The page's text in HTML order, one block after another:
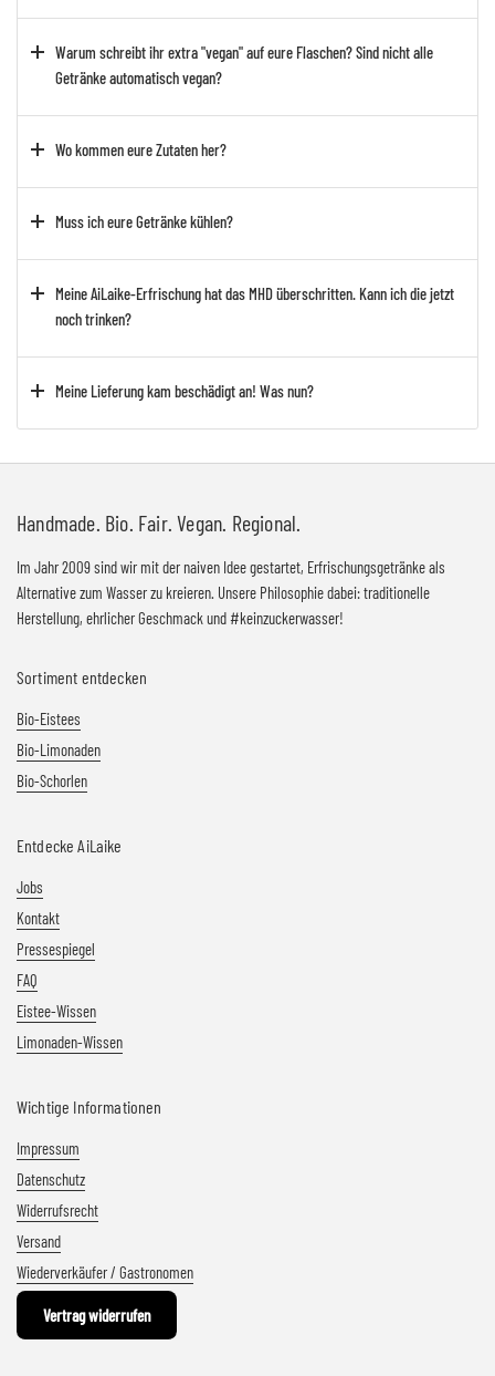
Warum schreibt ihr extra "vegan" auf eure Flaschen? Sind nicht alle
Getränke automatisch vegan?
Wo kommen eure Zutaten her?
Muss ich eure Getränke kühlen?
Meine AiLaike-Erfrischung hat das MHD überschritten. Kann ich die jetzt
noch trinken?
Meine Lieferung kam beschädigt an! Was nun?
Handmade. Bio. Fair. Vegan. Regional.
Im Jahr 2009 sind wir mit der naiven Idee gestartet, Erfrischungsgetränke als
Alternative zum Wasser zu kreieren. Unsere Philosophie dabei: traditionelle
Herstellung, ehrlicher Geschmack und #keinzuckerwasser!
Sortiment entdecken
Bio-Eistees
Bio-Limonaden
Bio-Schorlen
Entdecke AiLaike
Jobs
Kontakt
Pressespiegel
FAQ
Eistee-Wissen
Limonaden-Wissen
Wichtige Informationen
Impressum
Datenschutz
Widerrufsrecht
Versand
Wiederverkäufer / Gastronomen
Vertrag widerrufen